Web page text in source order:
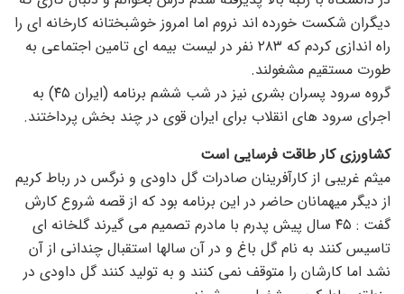
دیگران شکست خورده اند نروم اما امروز خوشبختانه کارخانه ای را
راه اندازی کردم که ۲۸۳ نفر در لیست بیمه ای تامین اجتماعی به
طورت مستقیم مشغولند.
گروه سرود پسران بشری نیز در شب ششم برنامه (ایران ۴۵) به
اجرای سرود های انقلاب برای ایران قوی در چند بخش پرداختند.
کشاورزی کار طاقت فرسایی است
میثم غریبی از کارآفرینان صادرات گل داودی و نرگس در رباط کریم
از دیگر میهمانان حاضر در این برنامه بود که از قصه شروع کارش
گفت : ۴۵ سال پیش پدرم با مادرم تصمیم می گیرند گلخانه ای
تاسیس کنند به نام گل باغ و در آن سالها استقبال چندانی از آن
نشد اما کارشان را متوقف نمی کنند و به تولید کنند گل داودی در